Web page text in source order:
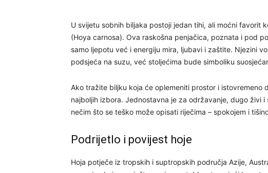
U svijetu sobnih biljaka postoji jedan tihi, ali moćni favorit
(Hoya carnosa). Ova raskošna penjačica, poznata i pod
samo ljepotu već i energiju mira, ljubavi i zaštite. Njezini
podsjeća na suzu, već stoljećima bude simboliku
Ako tražite biljku koja će oplemeniti prostor i istovremeno
najboljih izbora. Jednostavna je za održavanje, dugo živi
nečim što se teško može opisati riječima – spokojem i
Podrijetlo i povijest hoje
Hoja potječe iz tropskih i suptropskih područja Azije,